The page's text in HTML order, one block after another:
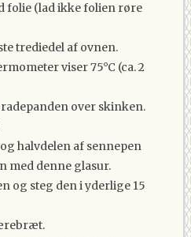
folie (lad ikke folien røre
trediedel af ovnen.
viser 75°C (ca. 2
over skinken.
halvdelen af sennepen
med denne glasur.
og steg den i yderlige 15